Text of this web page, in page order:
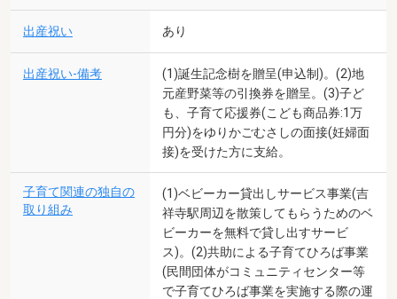
出産祝い あり
出産祝い-備考
(1)誕生記念樹を贈呈(申込制)。(2)地
元産野菜等の引換券を贈呈。(3)子ど
も、子育て応援券(こども商品券:1万
円分)をゆりかごむさしの面接(妊婦面
接)を受けた方に支給。
子育て関連の独自の
取り組み
(1)ベビーカー貸出しサービス事業(吉
祥寺駅周辺を散策してもらうためのベ
ビーカーを無料で貸し出すサービ
ス)。(2)共助による子育てひろば事業
(民間団体がコミュニティセンター等
で子育てひろば事業を実施する際の運